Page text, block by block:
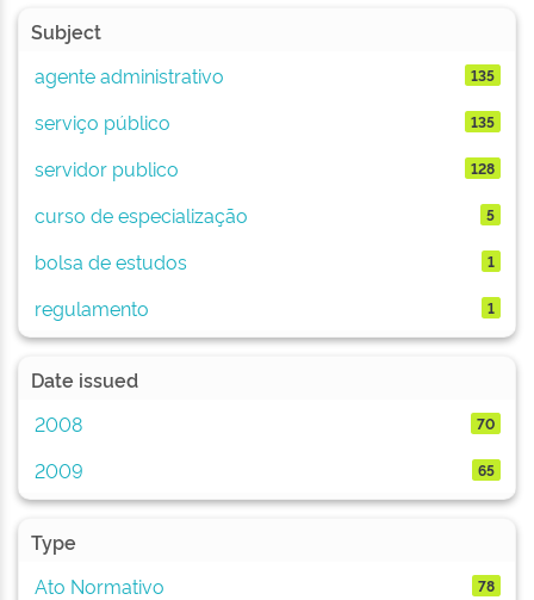
Subject
agente administrativo
135
serviço público 135
servidor publico 128
curso de especialização 5
bolsa de estudos 1
regulamento 1
Date issued
2008
70
2009 65
Type
Ato Normativo
78